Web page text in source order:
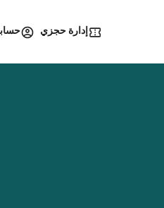
إدارة حجزي